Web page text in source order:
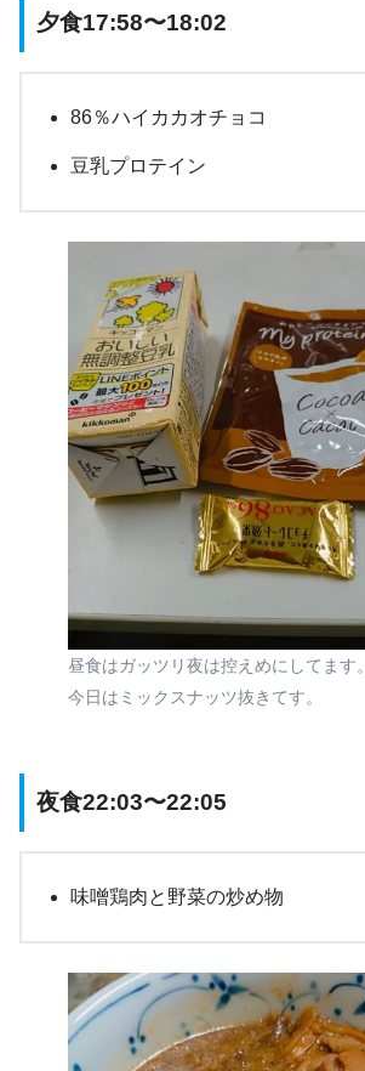
夕食17:58〜18:02
86％ハイカカオチョコ
豆乳プロテイン
昼食はガッツリ夜は控えめにしてます。
今日はミックスナッツ抜きてす。
夜食22:03〜22:05
味噌鶏肉と野菜の炒め物